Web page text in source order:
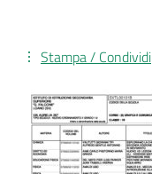
Stampa / Condividi